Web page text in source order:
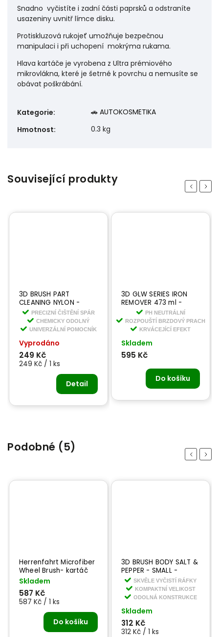
Snadno vyčistíte i zadní části paprsků a odstraníte
usazeniny uvnitř límce disku.
Protiskluzová rukojeť umožňuje bezpečnou
manipulaci i při uchopení mokrýma rukama.
Hlava kartáče je vyrobena z Ultra prémiového
mikrovlákna, které je šetrné k povrchu a nemusíte se
obávat poškrábání.
Kategorie:
🚗 AUTOKOSMETIKA
Hmotnost: 0.3 kg
Související produkty Previous
3D BRUSH PART
CLEANING NYLON -
čistící kartáček
PRECIZNÍ ČIŠTĚNÍ SPÁR
CHEMICKY ODOLNÝ
UNIVERZÁLNÍ POMOCNÍK
Vyprodáno
249 Kč
249 Kč / 1 ks
Detail
3D GLW SERIES IRON
REMOVER 473 ml -
čistič na kola s
krvácejícím efektem
PH NEUTRÁLNÍ
ROZPOUŠTÍ BRZDOVÝ PRACH
KRVÁCEJÍCÍ EFEKT
Skladem
595 Kč
Do košíku
Next
Podobné (5) Previous
Herrenfahrt Microfiber
Wheel Brush- kartáč
na mytí disků
Skladem
587 Kč
587 Kč / 1 ks
Do košíku
3D BRUSH BODY SALT &
PEPPER - SMALL -
kartáč na kola malý
SKVĚLE VYČISTÍ RÁFKY
KOMPAKTNÍ VELIKOST
ODOLNÁ KONSTRUKCE
Skladem
312 Kč
312 Kč / 1 ks
Next